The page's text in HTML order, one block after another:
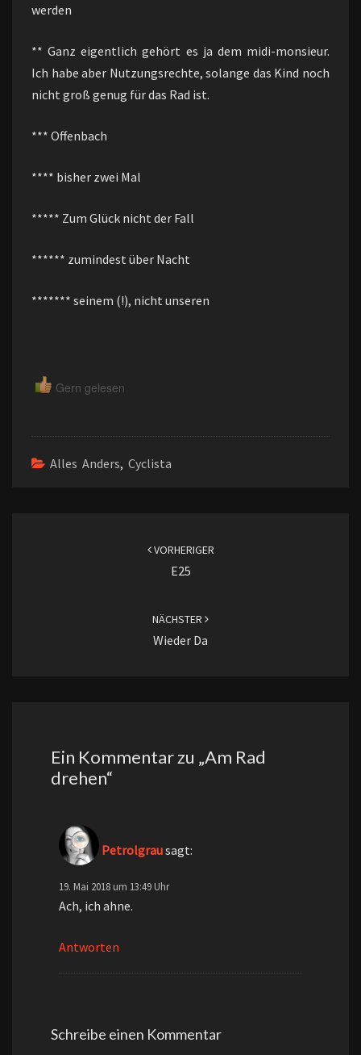
werden
** Ganz eigentlich gehört es ja dem midi-monsieur.
Ich habe aber Nutzungsrechte, solange das Kind noch
nicht groß genug für das Rad ist.
*** Offenbach
**** bisher zwei Mal
***** Zum Glück nicht der Fall
****** zumindest über Nacht
******* seinem (!), nicht unseren
Gern gelesen
Alles Anders, Cyclista
VORHERIGER
E25
NÄCHSTER
Wieder Da
Ein Kommentar zu „Am Rad
drehen“
Petrolgrausagt:
19. Mai 2018 um 13:49 Uhr
Ach, ich ahne.
Antworten
Schreibe einen Kommentar